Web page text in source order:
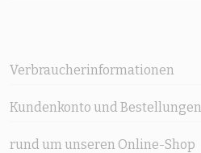
Verbraucherinformationen
Kundenkonto und Bestellungen
rund um unseren Online-Shop